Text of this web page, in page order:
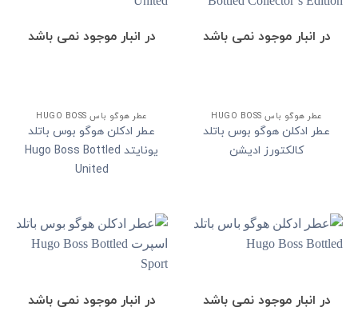
در انبار موجود نمی باشد
عطر هوگو باس HUGO BOSS
عطر ادکلن هوگو بوس باتلد
کالکتورز ادیشن
در انبار موجود نمی باشد
عطر هوگو باس HUGO BOSS
عطر ادکلن هوگو بوس باتلد
یونایتد Hugo Boss Bottled
United
در انبار موجود نمی باشد در انبار موجود نمی باشد